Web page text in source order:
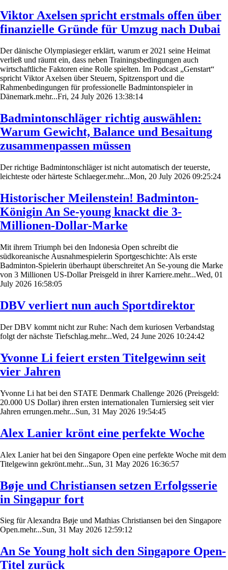
Viktor Axelsen spricht erstmals offen über
finanzielle Gründe für Umzug nach Dubai
Der dänische Olympiasieger erklärt, warum er 2021 seine Heimat
verließ und räumt ein, dass neben Trainingsbedingungen auch
wirtschaftliche Faktoren eine Rolle spielten. Im Podcast „Genstart“
spricht Viktor Axelsen über Steuern, Spitzensport und die
Rahmenbedingungen für professionelle Badmintonspieler in
Dänemark.mehr...Fri, 24 July 2026 13:38:14
Badmintonschläger richtig auswählen:
Warum Gewicht, Balance und Besaitung
zusammenpassen müssen
Der richtige Badmintonschläger ist nicht automatisch der teuerste,
leichteste oder härteste Schlaeger.mehr...Mon, 20 July 2026 09:25:24
Historischer Meilenstein! Badminton-
Königin An Se-young knackt die 3-
Millionen-Dollar-Marke
Mit ihrem Triumph bei den Indonesia Open schreibt die
südkoreanische Ausnahmespielerin Sportgeschichte: Als erste
Badminton-Spielerin überhaupt überschreitet An Se-young die Marke
von 3 Millionen US-Dollar Preisgeld in ihrer Karriere.mehr...Wed, 01
July 2026 16:58:05
DBV verliert nun auch Sportdirektor
Der DBV kommt nicht zur Ruhe: Nach dem kuriosen Verbandstag
folgt der nächste Tiefschlag.mehr...Wed, 24 June 2026 10:24:42
Yvonne Li feiert ersten Titelgewinn seit
vier Jahren
Yvonne Li hat bei den STATE Denmark Challenge 2026 (Preisgeld:
20.000 US Dollar) ihren ersten internationalen Turniersieg seit vier
Jahren errungen.mehr...Sun, 31 May 2026 19:54:45
Alex Lanier krönt eine perfekte Woche
Alex Lanier hat bei den Singapore Open eine perfekte Woche mit dem
Titelgewinn gekrönt.mehr...Sun, 31 May 2026 16:36:57
Bøje und Christiansen setzen Erfolgsserie
in Singapur fort
Sieg für Alexandra Bøje und Mathias Christiansen bei den Singapore
Open.mehr...Sun, 31 May 2026 12:59:12
An Se Young holt sich den Singapore Open-
Titel zurück